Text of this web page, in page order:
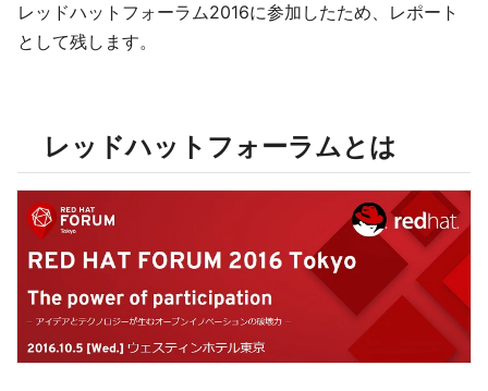
レッドハットフォーラム2016に参加したため、レポート
として残します。
レッドハットフォーラムとは